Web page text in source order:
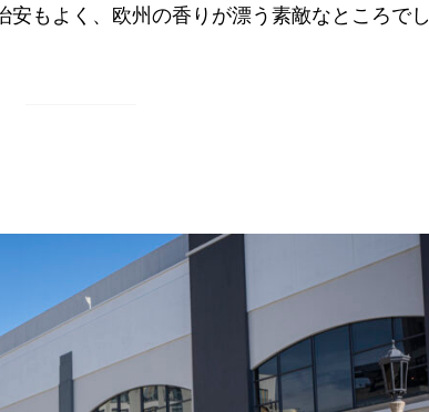
もよく、欧州の香りが漂う素敵なところでし